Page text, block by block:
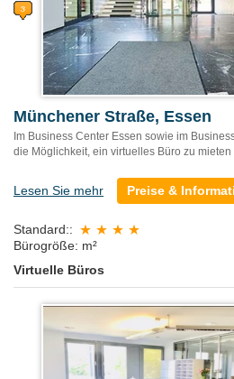
Münchener Straße, Essen
Im Business Center Essen sowie im
die Möglichkeit, ein virtuelles Büro zu mieten
Lesen Sie mehr Preise &
Standard::
Bürogröße: m²
Virtuelle Büros